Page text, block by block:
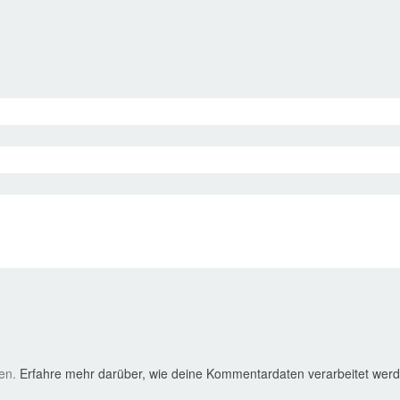
Erfahre mehr darüber, wie deine Kommentardaten verarbeitet